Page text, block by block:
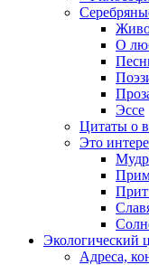
О
Эссе
Цитаты о
Это
Экологический
Адреса,